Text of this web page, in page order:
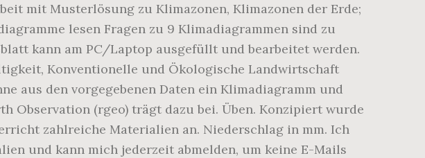
mit Musterlösung zu Klimazonen, Klimazonen der Erde;
lesen Fragen zu 9 Klimadiagrammen sind zu
kann am PC/Laptop ausgefüllt und bearbeitet werden.
Konventionelle und Ökologische Landwirtschaft
aus den vorgegebenen Daten ein Klimadiagramm und
Observation (rgeo) trägt dazu bei. Üben. Konzipiert wurde
zahlreiche Materialien an. Niederschlag in mm. Ich
und kann mich jederzeit abmelden, um keine E-Mails